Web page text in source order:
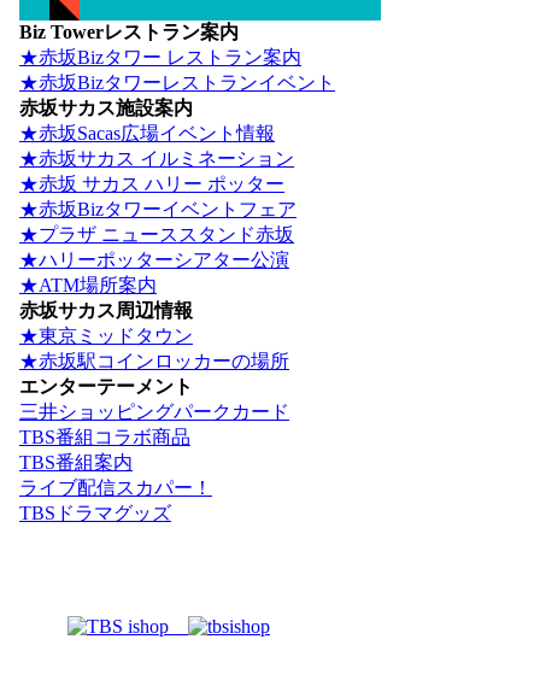
Biz Towerレストラン案内
★赤坂Bizタワー レストラン案内
★赤坂Bizタワーレストランイベント
赤坂サカス施設案内
★赤坂Sacas広場イベント情報
★赤坂サカス イルミネーション
★赤坂 サカス ハリー ポッター
★赤坂Bizタワーイベントフェア
★プラザ ニューススタンド赤坂
★ハリーポッターシアター公演
★ATM場所案内
赤坂サカス周辺情報
★東京ミッドタウン
★赤坂駅コインロッカーの場所
エンターテーメント
三井ショッピングパークカード
TBS番組コラボ商品
TBS番組案内
ライブ配信スカパー！
TBSドラマグッズ